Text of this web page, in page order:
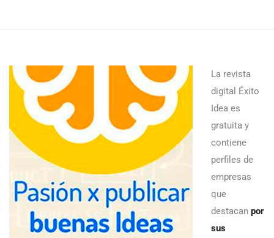
La revista
digital Éxito
Idea es
gratuita y
contiene
perfiles de
empresas
que
destacan por
sus